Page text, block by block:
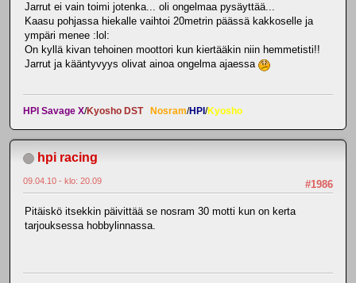
Jarrut ei vain toimi jotenka... oli ongelmaa pysäyttää...
Kaasu pohjassa hiekalle vaihtoi 20metrin päässä kakkoselle ja
ympäri menee :lol:
On kyllä kivan tehoinen moottori kun kiertääkin niin hemmetisti!!
Jarrut ja kääntyvyys olivat ainoa ongelma ajaessa
HPI Savage X/Kyosho DST Nosram/HPI /Kyosho
hpi racing
#1986
09.04.10 - klo: 20.09
Pitäiskö itsekkin päivittää se nosram 30 motti kun on kerta
tarjouksessa hobbylinnassa.